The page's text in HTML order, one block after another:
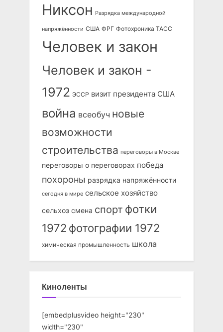
Никсон Разрядка международной
напряжённости США ФРГ Фотохроника ТАСС
Человек и закон
Человек и закон -
1972 ЭССР визит президента США
война всеобуч новые
возможности
строительства переговоры в Москве
переговоры о переговорах победа
похороны разрядка напряжённости
сегодня в мире сельское хозяйство
сельхоз смена спорт фотки
1972 фотографии 1972
химическая промышленность школа
Киноленты
[embedplusvideo height="230"
width="230"